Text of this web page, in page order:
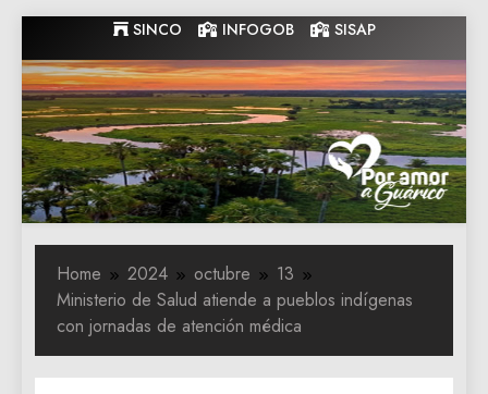
to
content
SINCO INFOGOB SISAP
Gobernacion
de Guarico
Gobernacion de Guarico
Home 2024 octubre
13
Ministerio de Salud atiende a pueblos indígenas
con jornadas de atención médica